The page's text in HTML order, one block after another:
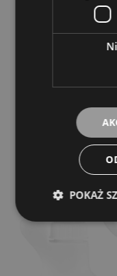
Meinl MCCL
czyszczenia
POKAŻ